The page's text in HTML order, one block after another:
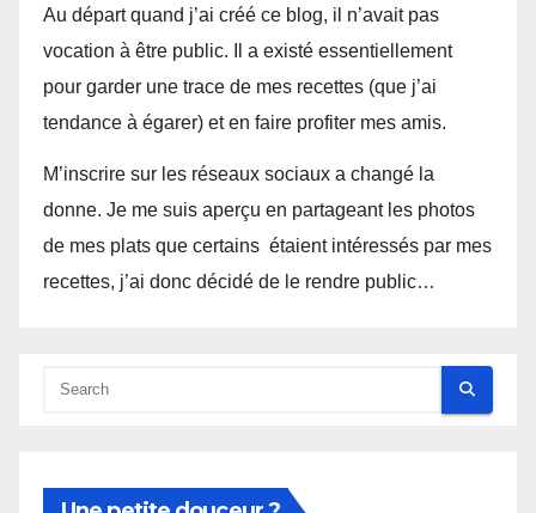
Au départ quand j’ai créé ce blog, il n’avait pas
vocation à être public. Il a existé essentiellement
pour garder une trace de mes recettes (que j’ai
tendance à égarer) et en faire profiter mes amis.
M’inscrire sur les réseaux sociaux a changé la
donne. Je me suis aperçu en partageant les photos
de mes plats que certains étaient intéressés par mes
recettes, j’ai donc décidé de le rendre public…